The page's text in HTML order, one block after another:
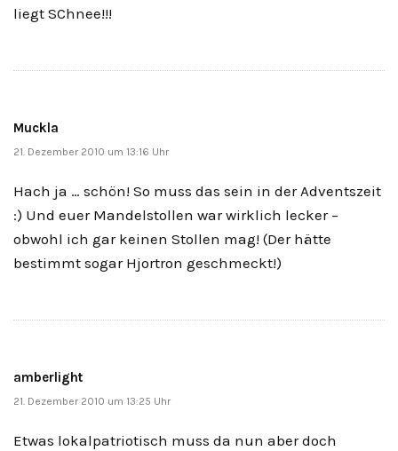
liegt SChnee!!!
Muckla
21. Dezember 2010 um 13:16 Uhr
Hach ja … schön! So muss das sein in der Adventszeit
:) Und euer Mandelstollen war wirklich lecker –
obwohl ich gar keinen Stollen mag! (Der hätte
bestimmt sogar Hjortron geschmeckt!)
amberlight
21. Dezember 2010 um 13:25 Uhr
Etwas lokalpatriotisch muss da nun aber doch